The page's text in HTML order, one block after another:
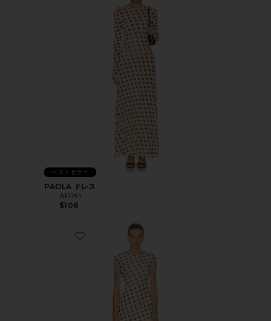
ベストセラー
PAOLA ドレス
AFRM
$108
Favorite CODY ドレス